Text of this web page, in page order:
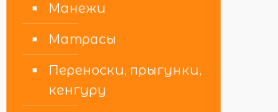
Манежи
Матрасы
Переноски, прыгунки,
кенгуру